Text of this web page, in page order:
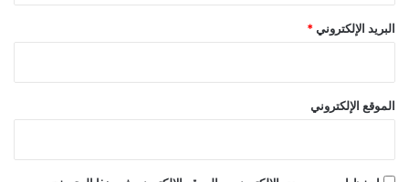
البريد الإلكتروني *
الموقع الإلكتروني